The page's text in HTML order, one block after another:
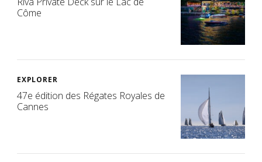
Côme
EXPLORER
47e édition des Régates Royales de
Cannes